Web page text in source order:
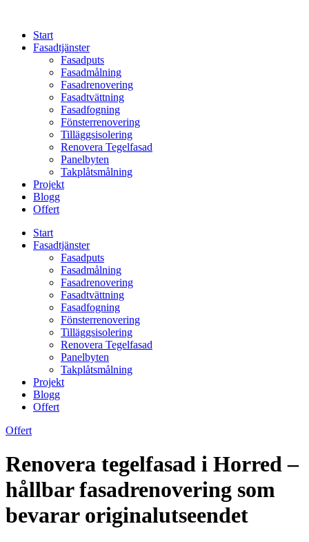
contentStart
Fasadtjänster
Fasadputs
Fasadmålning
Fasadrenovering
Fasadtvättning
Fasadfogning
Fönsterrenovering
Tilläggsisolering
Renovera Tegelfasad
Panelbyten
Takplåtsmålning
Projekt
Blogg
Offert
Start
Fasadtjänster
Fasadputs
Fasadmålning
Fasadrenovering
Fasadtvättning
Fasadfogning
Fönsterrenovering
Tilläggsisolering
Renovera Tegelfasad
Panelbyten
Takplåtsmålning
Projekt
Blogg
Offert
Offert
Renovera tegelfasad i Horred –
hållbar fasadrenovering som
bevarar originalutseendet